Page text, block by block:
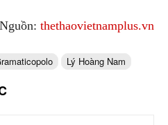
Nguồn: thethaovietnamplus.vn
Lý Hoàng Nam